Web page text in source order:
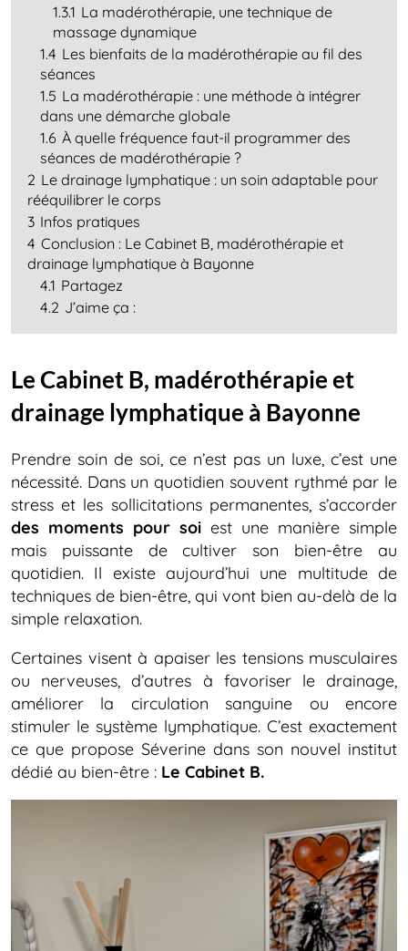
1.3.1 La madérothérapie, une technique de
massage dynamique
1.4 Les bienfaits de la madérothérapie au fil des
séances
1.5 La madérothérapie : une méthode à intégrer
dans une démarche globale
1.6 À quelle fréquence faut-il programmer des
séances de madérothérapie ?
2 Le drainage lymphatique : un soin adaptable pour
rééquilibrer le corps
3 Infos pratiques
4 Conclusion : Le Cabinet B, madérothérapie et
drainage lymphatique à Bayonne
4.1 Partagez
4.2 J’aime ça :
Le Cabinet B, madérothérapie et
drainage lymphatique à Bayonne
Prendre soin de soi, ce n’est pas un luxe, c’est une
nécessité. Dans un quotidien souvent rythmé par le
stress et les sollicitations permanentes, s’accorder
des moments pour soi est une manière simple
mais puissante de cultiver son bien-être au
quotidien. Il existe aujourd’hui une multitude de
techniques de bien-être, qui vont bien au-delà de la
simple relaxation.
Certaines visent à apaiser les tensions musculaires
ou nerveuses, d’autres à favoriser le drainage,
améliorer la circulation sanguine ou encore
stimuler le système lymphatique. C’est exactement
ce que propose Séverine dans son nouvel institut
dédié au bien-être : Le Cabinet B.